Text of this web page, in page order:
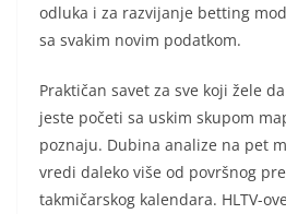
odluka i za razvijanje betting
sa svakim novim podatkom.
Praktičan savet za sve koji žele
jeste početi sa uskim skupom
poznaju. Dubina analize na pet
vredi daleko više od površnog
takmičarskog kalendara. HLTV-